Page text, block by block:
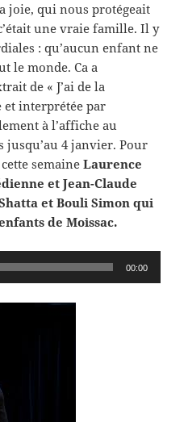
joie, qui nous protégeait
une vraie famille. Il y
: qu’aucun enfant ne
le monde. Ca a
de « J’ai de la
et interprétée par
à l’affiche au
jusqu’au 4 janvier. Pour
semaineLaurence
et Jean-Claude
et Bouli Simon qui
de Moissac.
00:00